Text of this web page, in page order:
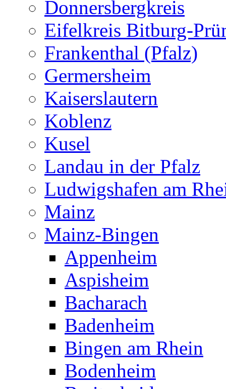
Donnersbergkreis
Eifelkreis Bitburg-
Frankenthal (Pfalz)
Germersheim
Kaiserslautern
Koblenz
Kusel
Landau in der Pfalz
Ludwigshafen am
Mainz
Mainz-Bingen
Appenheim
Aspisheim
Bacharach
Badenheim
Bingen am Rhein
Bodenheim